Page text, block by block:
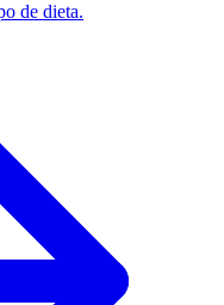
de dieta.